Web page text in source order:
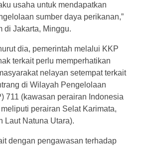
usaha untuk mendapatkan
sumber daya perikanan,”
di Jakarta, Minggu.
dia, pemerintah melalui KKP
terkait perlu memperhatikan
nelayan setempat terkait
di Wilayah Pengelolaan
711 (kawasan perairan Indonesia
perairan Selat Karimata,
Laut Natuna Utara).
dengan pengawasan terhadap